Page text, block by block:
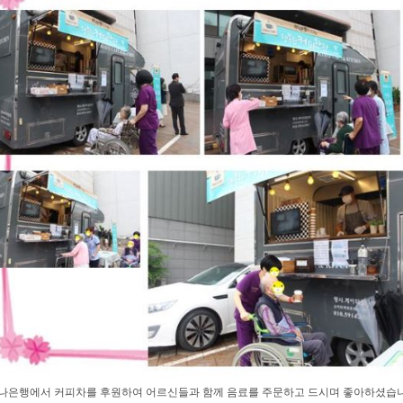
은행에서 커피차를 후원하여 어르신들과 함께 음료를 주문하고 드시며 좋아하셨습